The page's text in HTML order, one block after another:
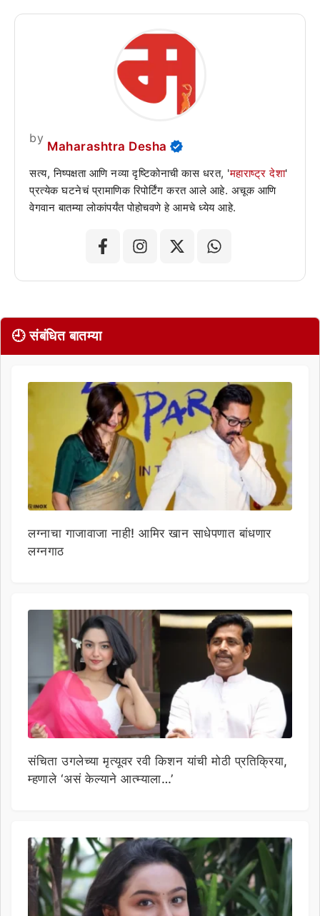
by
Maharashtra Desha
सत्य, निष्पक्षता आणि नव्या दृष्टिकोनाची कास धरत, 'महाराष्ट्र देशा'
प्रत्येक घटनेचं प्रामाणिक रिपोर्टिंग करत आले आहे. अचूक आणि
वेगवान बातम्या लोकांपर्यंत पोहोचवणे हे आमचे ध्येय आहे.
🕘 संबंधित बातम्या
लग्नाचा गाजावाजा नाही! आमिर खान साधेपणात बांधणार
लग्नगाठ
संचिता उगलेच्या मृत्यूवर रवी किशन यांची मोठी प्रतिक्रिया,
म्हणाले ‘असं केल्याने आत्म्याला…’